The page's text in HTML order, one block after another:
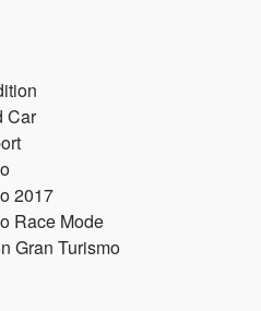
Car
2017
Race Mode
Gran Turismo